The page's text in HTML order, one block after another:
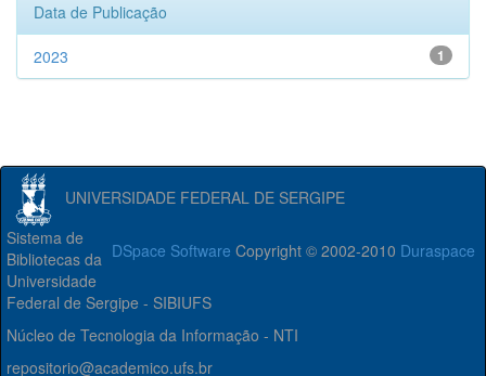
Data de Publicação
1
2023
UNIVERSIDADE FEDERAL DE SERGIPE
DSpace Software Copyright © 2002-2010 Duraspace
Sistema de
Bibliotecas da
Universidade
Federal de Sergipe - SIBIUFS
Núcleo de Tecnologia da Informação - NTI
repositorio@academico.ufs.br